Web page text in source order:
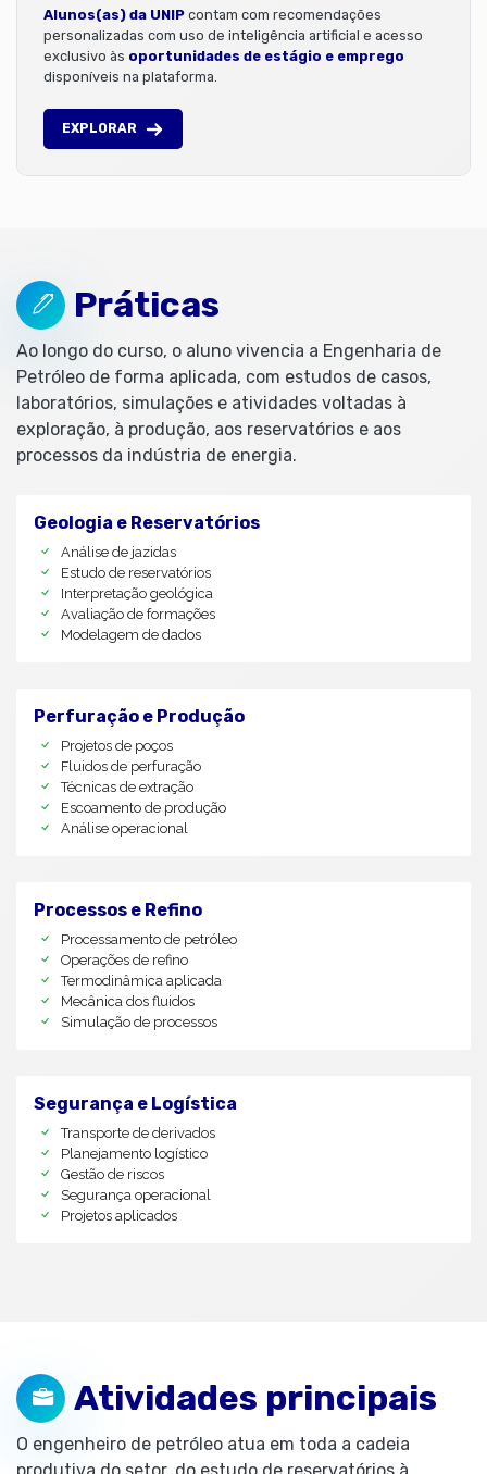
Alunos(as) da UNIP contam com recomendações
personalizadas com uso de inteligência artificial e acesso
exclusivo às oportunidades de estágio e emprego
disponíveis na plataforma.
EXPLORAR
Práticas
Ao longo do curso, o aluno vivencia a Engenharia de
Petróleo de forma aplicada, com estudos de casos,
laboratórios, simulações e atividades voltadas à
exploração, à produção, aos reservatórios e aos
processos da indústria de energia.
Geologia e Reservatórios
Análise de jazidas
Estudo de reservatórios
Interpretação geológica
Avaliação de formações
Modelagem de dados
Perfuração e Produção
Projetos de poços
Fluidos de perfuração
Técnicas de extração
Escoamento de produção
Análise operacional
Processos e Refino
Processamento de petróleo
Operações de refino
Termodinâmica aplicada
Mecânica dos fluidos
Simulação de processos
Segurança e Logística
Transporte de derivados
Planejamento logístico
Gestão de riscos
Segurança operacional
Projetos aplicados
Atividades principais
O engenheiro de petróleo atua em toda a cadeia